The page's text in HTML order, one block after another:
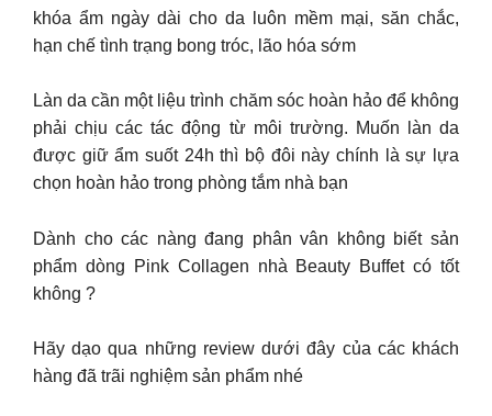
khóa ẩm ngày dài cho da luôn mềm mại, săn chắc,
hạn chế tình trạng bong tróc, lão hóa sớm
Làn da cần một liệu trình chăm sóc hoàn hảo để không
phải chịu các tác động từ môi trường. Muốn làn da
được giữ ẩm suốt 24h thì bộ đôi này chính là sự lựa
chọn hoàn hảo trong phòng tắm nhà bạn
Dành cho các nàng đang phân vân không biết sản
phẩm dòng Pink Collagen nhà Beauty Buffet có tốt
không ?
Hãy dạo qua những review dưới đây của các khách
hàng đã trãi nghiệm sản phẩm nhé